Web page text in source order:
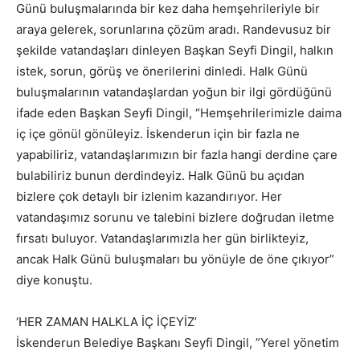
Günü buluşmalarında bir kez daha hemşehrileriyle bir
araya gelerek, sorunlarına çözüm aradı. Randevusuz bir
şekilde vatandaşları dinleyen Başkan Seyfi Dingil, halkın
istek, sorun, görüş ve önerilerini dinledi. Halk Günü
buluşmalarının vatandaşlardan yoğun bir ilgi gördüğünü
ifade eden Başkan Seyfi Dingil, “Hemşehrilerimizle daima
iç içe gönül gönüleyiz. İskenderun için bir fazla ne
yapabiliriz, vatandaşlarımızın bir fazla hangi derdine çare
bulabiliriz bunun derdindeyiz. Halk Günü bu açıdan
bizlere çok detaylı bir izlenim kazandırıyor. Her
vatandaşımız sorunu ve talebini bizlere doğrudan iletme
fırsatı buluyor. Vatandaşlarımızla her gün birlikteyiz,
ancak Halk Günü buluşmaları bu yönüyle de öne çıkıyor”
diye konuştu.
‘HER ZAMAN HALKLA İÇ İÇEYİZ’
İskenderun Belediye Başkanı Seyfi Dingil, ”Yerel yönetim